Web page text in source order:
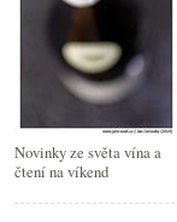
Novinky ze světa vína a
čtení na víkend